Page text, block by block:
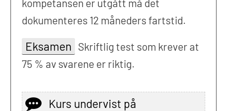
kompetansen er utgått må det
dokumenteres 12 måneders fartstid.
Eksamen Skriftlig test som krever at
75 % av svarene er riktig.
Kurs undervist på